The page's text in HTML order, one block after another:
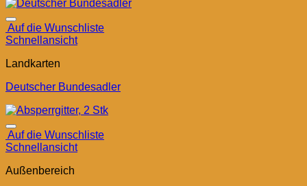
Auf die Wunschliste
Schnellansicht
Landkarten
Deutscher Bundesadler
Auf die Wunschliste
Schnellansicht
Außenbereich